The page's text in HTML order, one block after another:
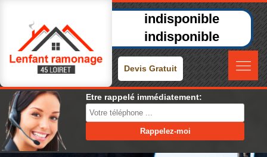
indisponible
indisponible
Devis Gratuit
Etre rappelé immédiatement: